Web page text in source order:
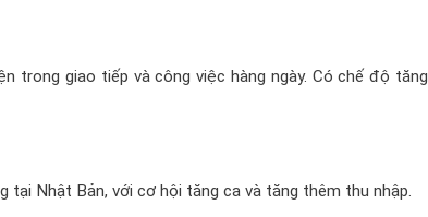
trong giao tiếp và công việc hàng ngày. Có chế độ tăng
tại Nhật Bản, với cơ hội tăng ca và tăng thêm thu nhập.